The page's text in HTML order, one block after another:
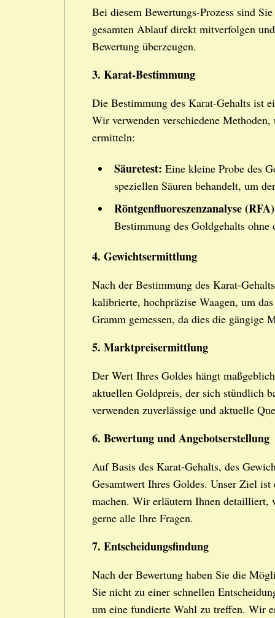
Bei diesem Bewertungs-Prozess sind
gesamten Ablauf direkt mitverfolgen
Bewertung überzeugen.
3. Karat-Bestimmung
Die Bestimmung des Karat-Gehalts ist
Wir verwenden verschiedene
ermitteln:
Säuretest: Eine kleine Probe des
speziellen Säuren behandelt, um
Röntgenfluoreszenzanalyse
Bestimmung des Goldgehalts ohne
4. Gewichtsermittlung
Nach der Bestimmung des Karat-
kalibrierte, hochpräzise Waagen, um
Gramm gemessen, da dies die gängige
5. Marktpreisermittlung
Der Wert Ihres Goldes hängt
aktuellen Goldpreis, der sich stündlich
verwenden zuverlässige und aktuelle
6. Bewertung und Angebotserstellung
Auf Basis des Karat-Gehalts, des
Gesamtwert Ihres Goldes. Unser Ziel
machen. Wir erläutern Ihnen detailliert,
gerne alle Ihre Fragen.
7. Entscheidungsfindung
Nach der Bewertung haben Sie die
Sie nicht zu einer schnellen
um eine fundierte Wahl zu treffen. Wir